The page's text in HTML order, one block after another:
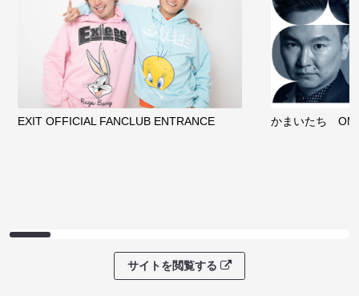
EXIT OFFICIAL FANCLUB ENTRANCE かまいたち
サイトを閲覧する